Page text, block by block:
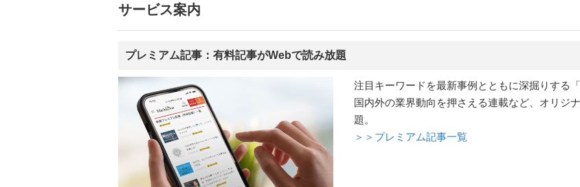
サービス案内
プレミアム記事：有料記事がWebで読み放題
注目キーワードを最新事例とともに深掘りする
国内外の業界動向を押さえる連載など、オリジ
題。
＞＞プレミアム記事一覧